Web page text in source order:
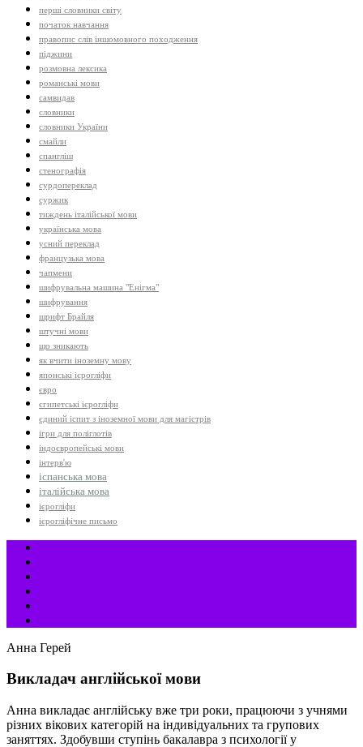
перші словники світу
початок навчання
правопис слів іншомовного походження
піджини
розмовна лексика
романські мови
самвидав
словники
словники України
смайли
спангліш
стенографія
сурдопереклад
суржик
тиждень італійської мови
українська мова
усний переклад
французька мова
чапмени
шифрувальна машина "Енігма"
шифрування
шрифт Брайля
штучні мови
що зникають
як вчити іноземну мову
японські ієрогліфи
євро
єгипетські ієрогліфи
єдиний іспит з іноземної мови для магістрів
ігри для поліглотів
індоєвропейські мови
інтерв'ю
іспанська мова
італійська мова
ієрогліфи
ієрогліфічне письмо
Анна Герей
Викладач англійської мови
Анна викладає англійську вже три роки, працюючи з учнями
різних вікових категорій на індивідуальних та групових
заняттях. Здобувши ступінь бакалавра з психології у